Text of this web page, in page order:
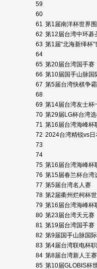
59
60
61 第1届南洋杯世界
62 第12届台湾中环碁
63 第1届“北海新绎杯
64
65 第20届台湾国手赛
66 第10届国手山脉国
67 第5届台湾快棋争
68
69 第14届台湾友士杯
70 第29届LG杯台湾
71 第16届台湾海峰杯
72 2024台湾精锐vs
73
74
75 第16届台湾海峰杯
76 第15届春兰杯台湾
77 第5届台湾名人赛
78 第2届衢州烂柯杯
79 第16届台湾海峰杯
80 第23届台湾天元赛
81 第19届台湾国手赛
82 第9届国手山脉国
83 第4届台湾联电杯
84 第8届台湾新人王赛
85 第10届GLOBIS杯